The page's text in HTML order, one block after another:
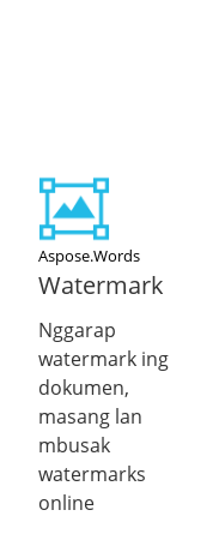
Aspose.Words
Watermark
Nggarap
watermark ing
dokumen,
masang lan
mbusak
watermarks
online